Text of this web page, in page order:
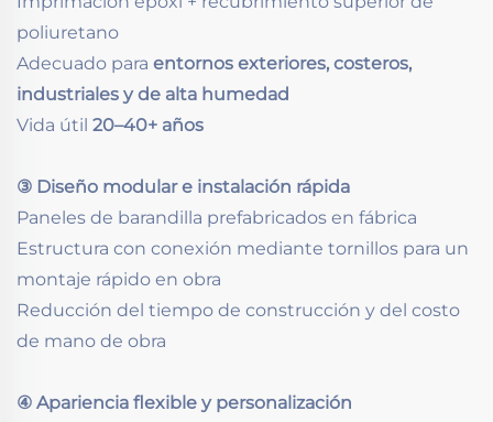
poliuretano
Adecuado para entornos exteriores, costeros,
industriales y de alta humedad
Vida útil 20–40+ años
③ Diseño modular e instalación rápida
Paneles de barandilla prefabricados en fábrica
Estructura con conexión mediante tornillos para un
montaje rápido en obra
Reducción del tiempo de construcción y del costo
de mano de obra
④ Apariencia flexible y personalización